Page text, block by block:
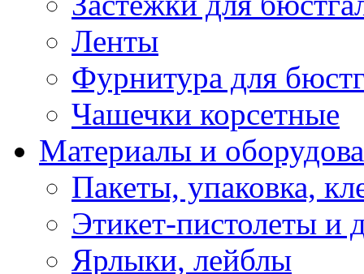
Ленты
Фурнитура для
Чашечки корсетные
Материалы и
Пакеты, упаковка,
Этикет-пистолеты и
Ярлыки, лейблы